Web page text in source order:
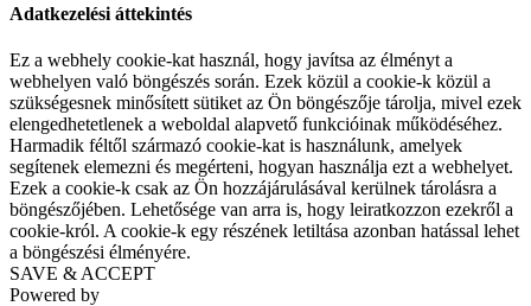
Adatkezelési áttekintés
Ez a webhely cookie-kat használ, hogy javítsa az élményt a
webhelyen való böngészés során. Ezek közül a cookie-k közül a
szükségesnek minősített sütiket az Ön böngészője tárolja, mivel ezek
elengedhetetlenek a weboldal alapvető funkcióinak működéséhez.
Harmadik féltől származó cookie-kat is használunk, amelyek
segítenek elemezni és megérteni, hogyan használja ezt a webhelyet.
Ezek a cookie-k csak az Ön hozzájárulásával kerülnek tárolásra a
böngészőjében. Lehetősége van arra is, hogy leiratkozzon ezekről a
cookie-król. A cookie-k egy részének letiltása azonban hatással lehet
a böngészési élményére.
SAVE & ACCEPT
Powered by